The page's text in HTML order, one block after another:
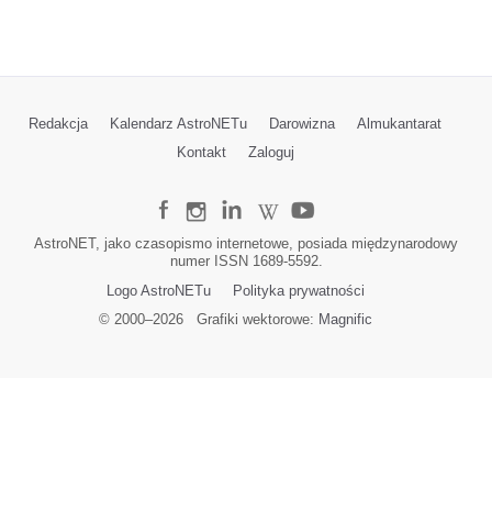
Redakcja Kalendarz AstroNETu Darowizna
Almukantarat
Kontakt
Zaloguj
AstroNET, jako czasopismo internetowe, posiada międzynarodowy
numer ISSN 1689-5592.
Logo AstroNETu
Polityka prywatności
© 2000–2026Grafiki wektorowe: Magnific